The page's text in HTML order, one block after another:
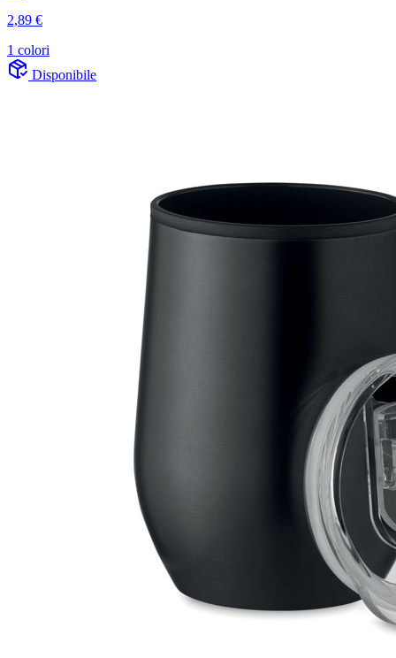
2,89 €
1 colori
Disponibile